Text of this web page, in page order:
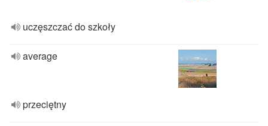
uczęszczać do szkoły
average
przeciętny